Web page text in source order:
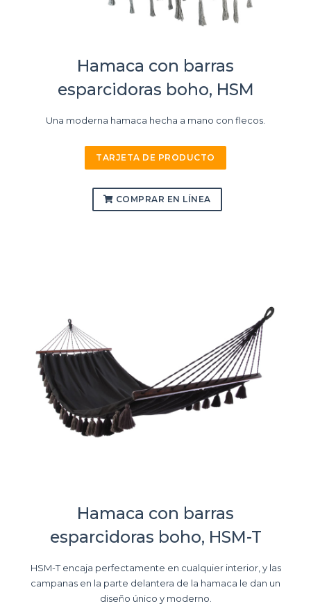
Hamaca con barras
esparcidoras boho, HSM
Una moderna hamaca hecha a mano con flecos.
TARJETA DE PRODUCTO
COMPRAR EN LÍNEA
Hamaca con barras
esparcidoras boho, HSM-T
HSM-T encaja perfectamente en cualquier interior, y las
campanas en la parte delantera de la hamaca le dan un
diseño único y moderno.